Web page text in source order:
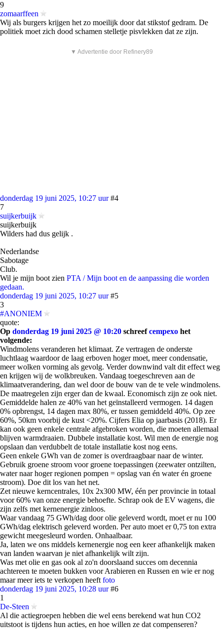
9
zomaarffeen
Wij als burgers krijgen het zo moeilijk door dat stikstof gedram. De
politiek moet zich dood schamen stelletje pisvlekken dat ze zijn.
▼ Advertentie door Refinery89
donderdag 19 juni 2025, 10:27 uur #4
7
suijkerbuijk
suijkerbuijk
Wilders had dus gelijk .
Nederlandse
Sabotage
Club.
Wil je mijn boot zien PTA / Mijn boot en de aanpassing die worden
gedaan.
donderdag 19 juni 2025, 10:27 uur #5
3
#ANONIEM
quote:
Op donderdag 19 juni 2025 @ 10:20 schreefcempexo het
volgende:
Windmolens veranderen het klimaat. Ze vertragen de onderste
luchtlaag waardoor de laag erboven hoger moet, meer condensatie,
meer wolken vorming als gevolg. Verder downwind valt dit effect weg
en krijgen wij de wolkbreuken. Vandaag toegeschreven aan de
klimaatverandering, dan wel door de bouw van de te vele windmolens.
De maatregelen zijn erger dan de kwaal. Economisch zijn ze ook niet.
Gemiddelde halen ze 40% van het geïnstalleerd vermogen. 14 dagen
0% opbrengst, 14 dagen max 80%, er tussen gemiddeld 40%. Op zee
60%, 50km voorbij de kust <20%. Cijfers Elia op jaarbasis (2018). Er
kan ook geen enkele centrale afgebroken worden, die moeten allemaal
blijven warmdraaien. Dubbele installatie kost. Wil men de energie nog
opslaan dan verdubbelt de totale installatie kost nog eens.
Geen enkele GWh van de zomer is overdraagbaar naar de winter.
Gebruik groene stroom voor groene toepassingen (zeewater ontzilten,
water naar hoger regionen pompen = opslag van én water én groene
stroom). Doe dit los van het net.
Zet nieuwe kerncentrales, 10x 2x300 MW, één per provincie in totaal
voor 60% van onze energie behoefte. Schrap ook de EV wagens, die
zijn zelfs met kernenergie zinloos.
Waar vandaag 75 GWh/dag door olie geleverd wordt, moet er nu 100
GWh/dag elektrisch geleverd worden. Per auto moet er 0,75 ton extra
gewicht meegesleurd worden. Onhaalbaar.
Ja, laten we ons middels kernenergie nog een keer afhankelijk maken
van landen waarvan je niet afhankelijk wilt zijn.
Was met olie en gas ook al zo'n doorslaand succes om decennia
achtereen te moeten bukken voor Arabieren en Russen en wie er nog
maar meer iets te verkopen heeft foto
donderdag 19 juni 2025, 10:28 uur #6
1
De-Steen
Al die actiegroepen hebben die wel eens berekend wat hun CO2
uitstoot is tijdens hun acties, en hoe willen ze dat compenseren?